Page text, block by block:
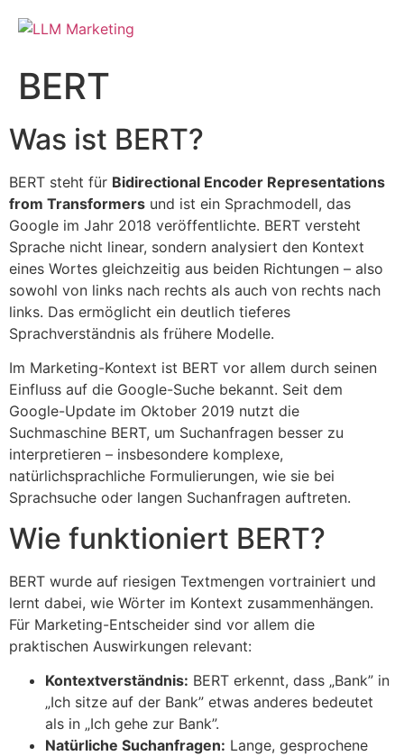
BERT
Was ist BERT?
BERT steht für Bidirectional Encoder Representations
from Transformers und ist ein Sprachmodell, das
Google im Jahr 2018 veröffentlichte. BERT versteht
Sprache nicht linear, sondern analysiert den Kontext
eines Wortes gleichzeitig aus beiden Richtungen – also
sowohl von links nach rechts als auch von rechts nach
links. Das ermöglicht ein deutlich tieferes
Sprachverständnis als frühere Modelle.
Im Marketing-Kontext ist BERT vor allem durch seinen
Einfluss auf die Google-Suche bekannt. Seit dem
Google-Update im Oktober 2019 nutzt die
Suchmaschine BERT, um Suchanfragen besser zu
interpretieren – insbesondere komplexe,
natürlichsprachliche Formulierungen, wie sie bei
Sprachsuche oder langen Suchanfragen auftreten.
Wie funktioniert BERT?
BERT wurde auf riesigen Textmengen vortrainiert und
lernt dabei, wie Wörter im Kontext zusammenhängen.
Für Marketing-Entscheider sind vor allem die
praktischen Auswirkungen relevant:
Kontextverständnis: BERT erkennt, dass „Bank” in
„Ich sitze auf der Bank” etwas anderes bedeutet
als in „Ich gehe zur Bank”.
Natürliche Suchanfragen: Lange, gesprochene